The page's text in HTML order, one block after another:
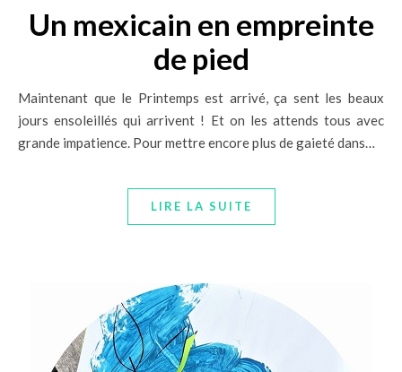
Un mexicain en empreinte
de pied
Maintenant que le Printemps est arrivé, ça sent les beaux
jours ensoleillés qui arrivent ! Et on les attends tous avec
grande impatience. Pour mettre encore plus de gaieté dans…
LIRE LA SUITE